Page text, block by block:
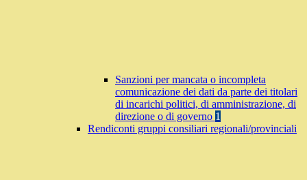
Sanzioni per mancata o incompleta
comunicazione dei dati da parte dei titolari
di incarichi politici, di amministrazione, di
direzione o di governo 1
Rendiconti gruppi consiliari regionali/provinciali